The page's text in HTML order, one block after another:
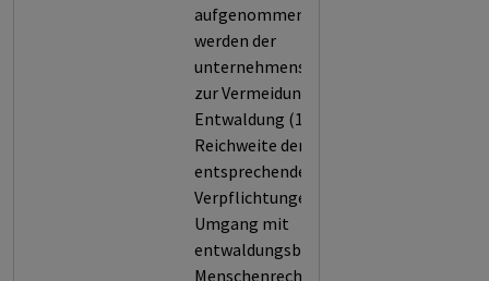
aufgenommen. Bewertet
werden der
unternehmensweite Ansatz
zur Vermeidung von
Entwaldung (1), die Stärke und
Reichweite der
entsprechenden
Verpflichtungen (2), der
Umgang mit
entwaldungsbedingten
Menschenrechtsrisiken (3), die